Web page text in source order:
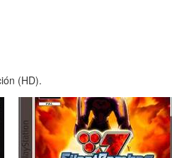
(HD).